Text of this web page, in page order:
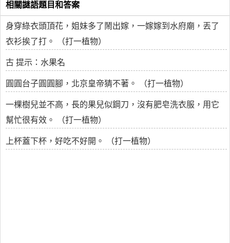
相關謎語題目和答案
身穿綠衣頭頂花，姐妹多了鬧出嫁，一嫁嫁到水府廟，丟了
衣衫挨了打。 （打一植物）
古 提示：水果名
圓圓台子圓圓腳，北京皇帝猜不著。 （打一植物）
一棵樹兒並不高，長的果兒似鋼刀，沒有肥皂洗衣服，用它
幫忙很有效。 （打一植物）
上杯蓋下杯，好吃不好開。 （打一植物）